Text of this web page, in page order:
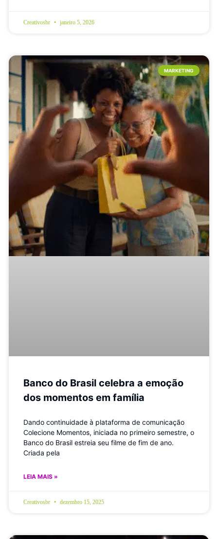
Creativosbr janeiro 5, 2026
MARKETING
Banco do Brasil celebra a emoção
dos momentos em família
Dando continuidade à plataforma de comunicação
Colecione Momentos, iniciada no primeiro semestre, o
Banco do Brasil estreia seu filme de fim de ano.
Criada pela
LEIA MAIS »
Creativosbr dezembro 15, 2025